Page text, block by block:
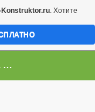
БИБЛИОТЕКА ЛИТ. ИНСТИТУТА ИМ. А.П.ЧЕХОВА
Konstruktor.ru. Хотите